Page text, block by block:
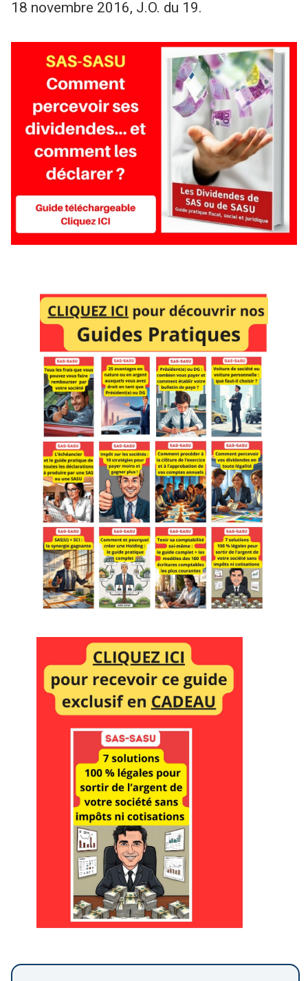
18 novembre 2016, J.O. du 19.